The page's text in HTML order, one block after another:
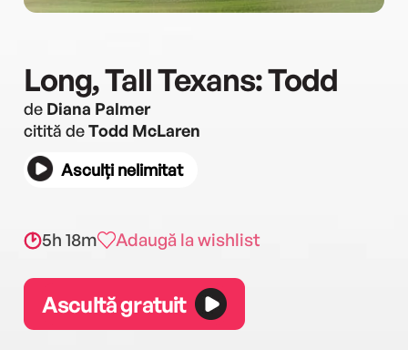
Long, Tall Texans: Todd
de Diana Palmer
citită deTodd McLaren
Asculți nelimitat
5h 18m Adaugă la wishlist
Ascultă gratuit